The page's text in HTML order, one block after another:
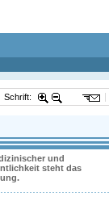
Schrift:
und
steht das